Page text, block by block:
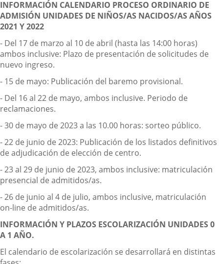
aplicación
externa.
INFORMACIÓN CALENDARIO PROCESO ORDINARIO DE
ADMISIÓN UNIDADES DE NIÑOS/AS NACIDOS/AS AÑOS
2021 Y 2022
- Del 17 de marzo al 10 de abril (hasta las 14:00 horas)
ambos inclusive: Plazo de presentación de solicitudes de
nuevo ingreso.
- 15 de mayo: Publicación del baremo provisional.
- Del 16 al 22 de mayo, ambos inclusive. Periodo de
reclamaciones.
- 30 de mayo de 2023 a las 10.00 horas: sorteo público.
- 22 de junio de 2023: Publicación de los listados definitivos
de adjudicación de elección de centro.
- 23 al 29 de junio de 2023, ambos inclusive: matriculación
presencial de admitidos/as.
- 26 de junio al 4 de julio, ambos inclusive, matriculación
on-line de admitidos/as.
INFORMACIÓN Y PLAZOS ESCOLARIZACIÓN UNIDADES 0
A 1 AÑO.
El calendario de escolarización se desarrollará en distintas